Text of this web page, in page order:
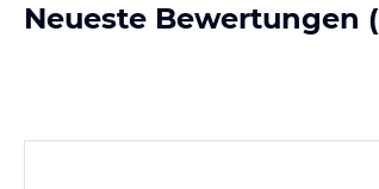
Neueste Bewertungen